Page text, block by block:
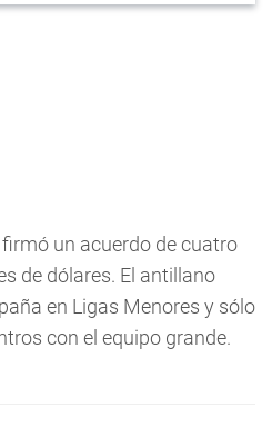
un acuerdo de cuatro
de dólares. El antillano
en Ligas Menores y sólo
con el equipo grande.